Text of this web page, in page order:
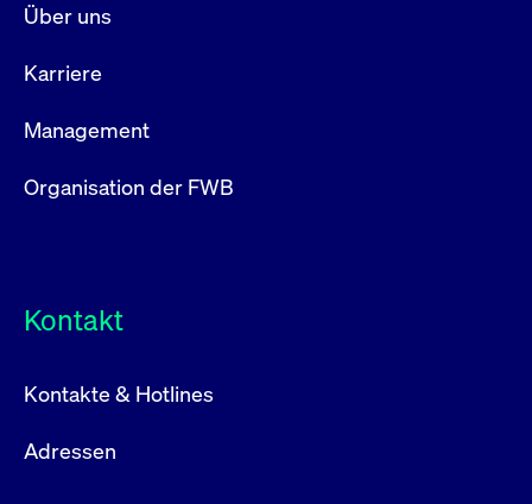
Über uns
Karriere
Management
Organisation der FWB
Kontakt
Kontakte & Hotlines
Adressen